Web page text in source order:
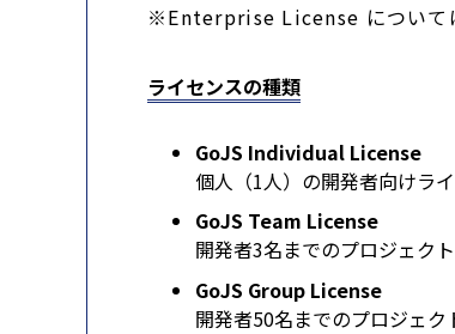
※Enterprise License について
ライセンスの種類
GoJS Individual License
個人（1人）の開発者向けラ
GoJS Team License
開発者3名までのプロジェク
GoJS Group License
開発者50名までのプロジェ